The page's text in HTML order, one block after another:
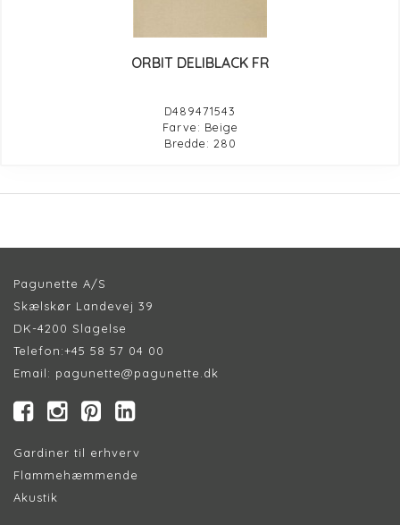
ORBIT DELIBLACK FR
D489471543
Farve: Beige
Bredde: 280
Pagunette A/S
Skælskør Landevej 39
DK-4200 Slagelse
Telefon:+45 58 57 04 00
Email: pagunette@pagunette.dk
Gardiner til erhverv
Flammehæmmende
Akustik